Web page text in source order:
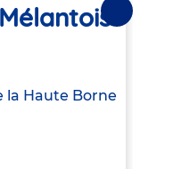
la Haute Borne
Suivantes